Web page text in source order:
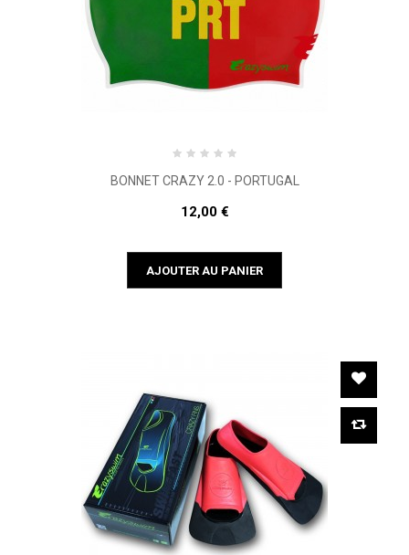
BONNET CRAZY 2.0 - PORTUGAL
12,00 €
AJOUTER AU PANIER